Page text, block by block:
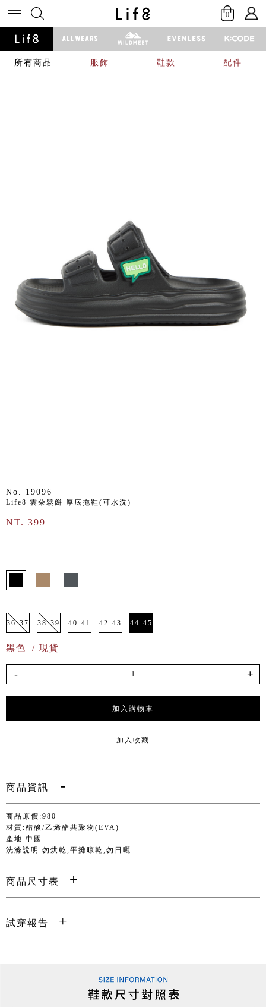
0
所有商品 服飾 鞋款 配件
No. 19096
Life8 雲朵鬆餅 厚底拖鞋(可水洗)
NT. 399
36-37 38-39 40-41 42-43 44-45
黑色 / 現貨
- +
加入購物車
加入收藏
商品資訊
商品原價:980
材質:醋酸/乙烯酯共聚物(EVA)
產地:中國
洗滌說明:勿烘乾,平攤晾乾,勿日曬
商品尺寸表
試穿報告